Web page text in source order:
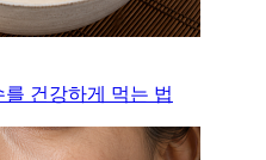
건강하게 먹는 법